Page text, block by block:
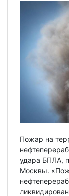
Пожар на
удара БПЛА,
Москвы.